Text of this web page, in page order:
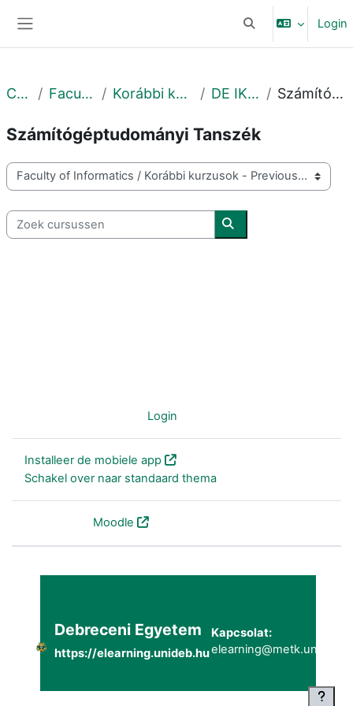
Schakel zoek invoer
Login
Cursussen Faculty of Informatics Korábbi kurzusok - Previous courses DE IK - 2020. ősz - Fall Számítógéptudományi Tanszék
Számítógéptudományi Tanszék
Cursuscategorieën
Zoek cursussen
Zoek cursussen
Login
Installeer de mobiele app
Schakel over naar standaard thema
Moodle
Debreceni Egyetem
https://elearning.unideb.hu
Kapcsolat: